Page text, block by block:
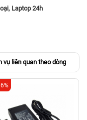
Laptop 24h
vụ liên quan theo dòng